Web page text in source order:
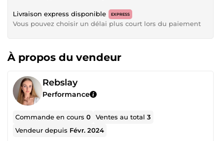
Livraison express disponible EXPRESS
Vous pouvez choisir un délai plus court lors du paiement
À propos du vendeur
Rebslay
Performance
Commande en cours0 Ventes au total3
Vendeur depuis Févr. 2024